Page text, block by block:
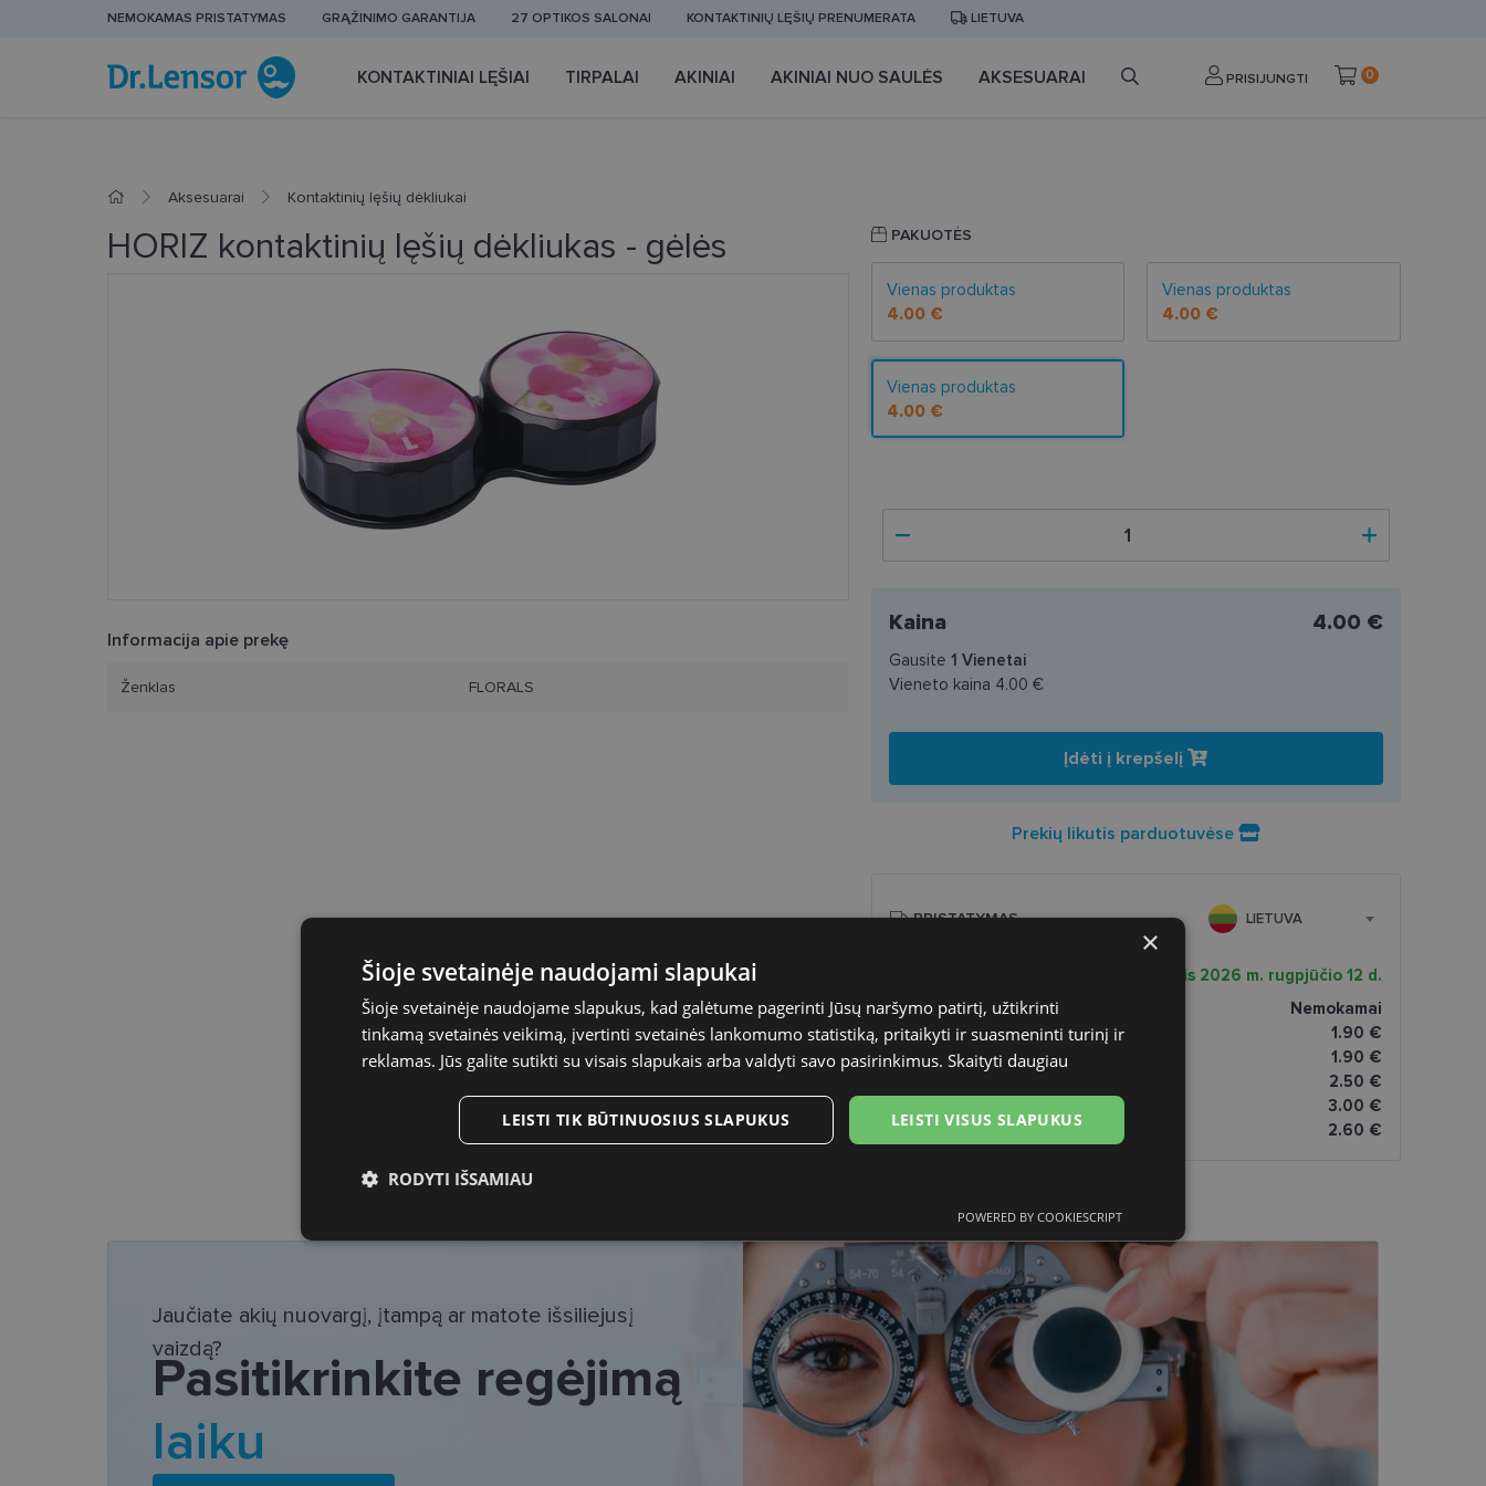
NEMOKAMAS PRISTATYMAS GRĄŽINIMO GARANTIJA 27 OPTIKOS SALONAI KONTAKTINIŲ LĘŠIŲ PRENUMERATA LIETUVA
KONTAKTINIAI LĘŠIAI TIRPALAI AKINIAI AKINIAI NUO SAULĖS AKSESUARAI PRISIJUNGTI 0
Aksesuarai Kontaktinių lęšių dėkliukai
HORIZ kontaktinių lęšių dėkliukas - gėlės
Informacija apie prekę
Ženklas FLORALS
PAKUOTĖS
Vienas produktas
4.00 €
Vienas produktas
4.00 €
Vienas produktas
4.00 €
Kaina 4.00 €
Gausite 1 Vienetai
Vieneto kaina 4.00 €
Įdėti į krepšelį
Prekių likutis parduotuvėse
PRISTATYMAS LIETUVA
Trečiadienis 2026 m. rugpjūčio 12 d.
Atsiėmimas optikoje
Nemokamai
Venipak paštomatai
1.90 €
LP Express paštomatai
1.90 €
2.50 €
3.00 €
DPD kurjeris
2.60 €
Jaučiate akių nuovargį, įtampą ar matote išsiliejusį
vaizdą?
Pasitikrinkite regėjimą
laiku
×
Šioje svetainėje naudojami slapukai
Šioje svetainėje naudojame slapukus, kad galėtume pagerinti Jūsų naršymo patirtį, užtikrinti
tinkamą svetainės veikimą, įvertinti svetainės lankomumo statistiką, pritaikyti ir suasmeninti turinį ir
reklamas. Jūs galite sutikti su visais slapukais arba valdyti savo pasirinkimus. Skaityti daugiau
LEISTI VISUS SLAPUKUS
LEISTI TIK BŪTINUOSIUS SLAPUKUS
RODYTI IŠSAMIAU
Funkciniai slapukai
Būtinieji slapukai Statistikos slapukai Rinkodaros slapukai Funkciniai slapukai
Šie slapukai yra būtini, kad galėtumėte naršyti svetainės turinį bei naudotis jo funkcijomis. Šie slapukai atpažįsta Jūsų įrenginį,
tačiau neatskleidžia Jūsų tapatybės, taip pat nerenka informacijos. Be šių slapukų tinklalapis neveiks tinkamai. Šie slapukai
POWERED BY COOKIESCRIPT